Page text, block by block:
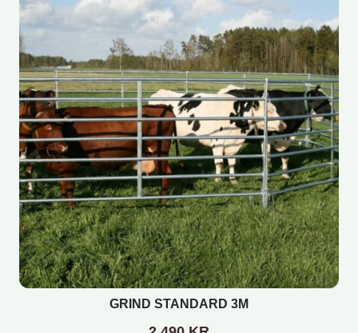
GRIND STANDARD 3M